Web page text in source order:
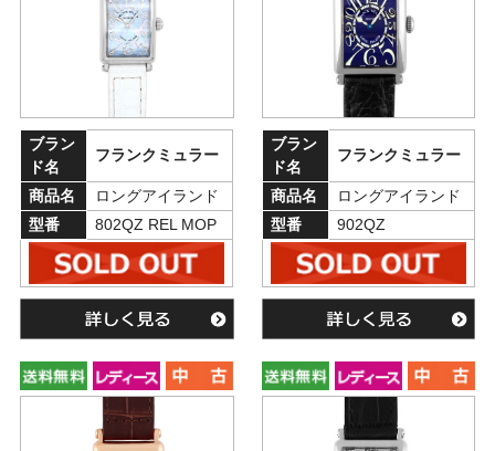
ブラン
ド名
フランクミュラー
商品名
ロングアイランド
型番
802QZ REL MOP
ブラン
ド名
フランクミュラー
商品名
ロングアイランド
型番
902QZ